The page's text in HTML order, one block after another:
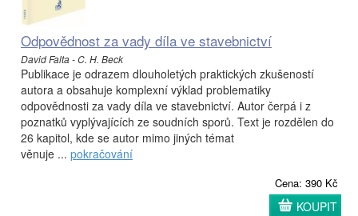
Odpovědnost za vady díla ve stavebnictví
David Falta - C. H. Beck
Publikace je odrazem dlouholetých praktických zkušeností
autora a obsahuje komplexní výklad problematiky
odpovědnosti za vady díla ve stavebnictví. Autor čerpá i z
poznatků vyplývajících ze soudních sporů. Text je rozdělen do
26 kapitol, kde se autor mimo jiných témat
věnuje ... pokračování
Cena: 390 Kč
KOUPIT